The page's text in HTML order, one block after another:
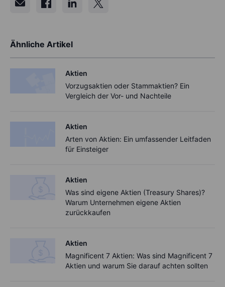
Ähnliche Artikel
Aktien
Vorzugsaktien oder Stammaktien? Ein
Vergleich der Vor- und Nachteile
Aktien
Arten von Aktien: Ein umfassender Leitfaden
für Einsteiger
Aktien
Was sind eigene Aktien (Treasury Shares)?
Warum Unternehmen eigene Aktien
zurückkaufen
Aktien
Magnificent 7 Aktien: Was sind Magnificent 7
Aktien und warum Sie darauf achten sollten